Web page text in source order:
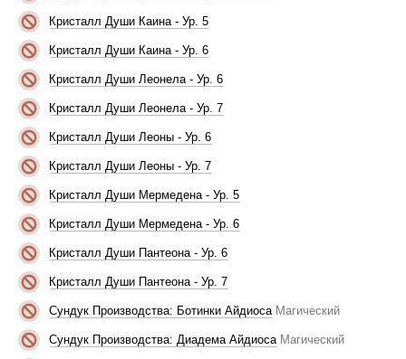
Кристалл Души Каина - Ур. 5
Кристалл Души Каина - Ур. 6
Кристалл Души Леонела - Ур. 6
Кристалл Души Леонела - Ур. 7
Кристалл Души Леоны - Ур. 6
Кристалл Души Леоны - Ур. 7
Кристалл Души Мермедена - Ур. 5
Кристалл Души Мермедена - Ур. 6
Кристалл Души Пантеона - Ур. 6
Кристалл Души Пантеона - Ур. 7
Сундук Производства: Ботинки Айдиоса Магический
Сундук Производства: Диадема Айдиоса Магический